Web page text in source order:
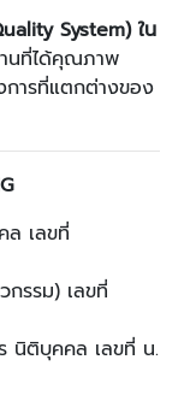
System) ใน
นที่ได้คุณภาพ
การที่แตกต่างของ
ล เลขที่
รรม) เลขที่
นิติบุคคล เลขที่ น.